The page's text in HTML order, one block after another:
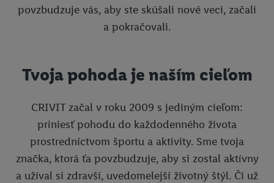
povzbudzuje vás, aby ste skúšali nové veci, začali
a pokračovali.
Tvoja pohoda je naším cieľom
CRIVIT začal v roku 2009 s jediným cieľom:
priniesť pohodu do každodenného života
prostredníctvom športu a aktivity. Sme tvoja
značka, ktorá ťa povzbudzuje, aby si zostal aktívny
a užíval si zdravší, uvedomelejší životný štýl. Či už